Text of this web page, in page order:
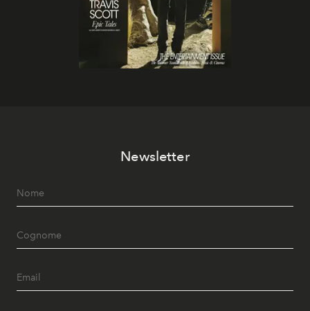
Newsletter